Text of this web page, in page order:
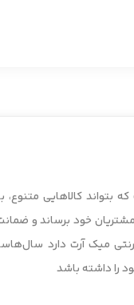
بتواند کالاهایی متنوع،
خود برساند و
میک آرت دارد
را داشته باشد